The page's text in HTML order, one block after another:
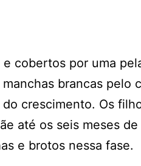
cobertos por uma
brancas pelo
crescimento. Os
até os seis meses
e brotos nessa fase.